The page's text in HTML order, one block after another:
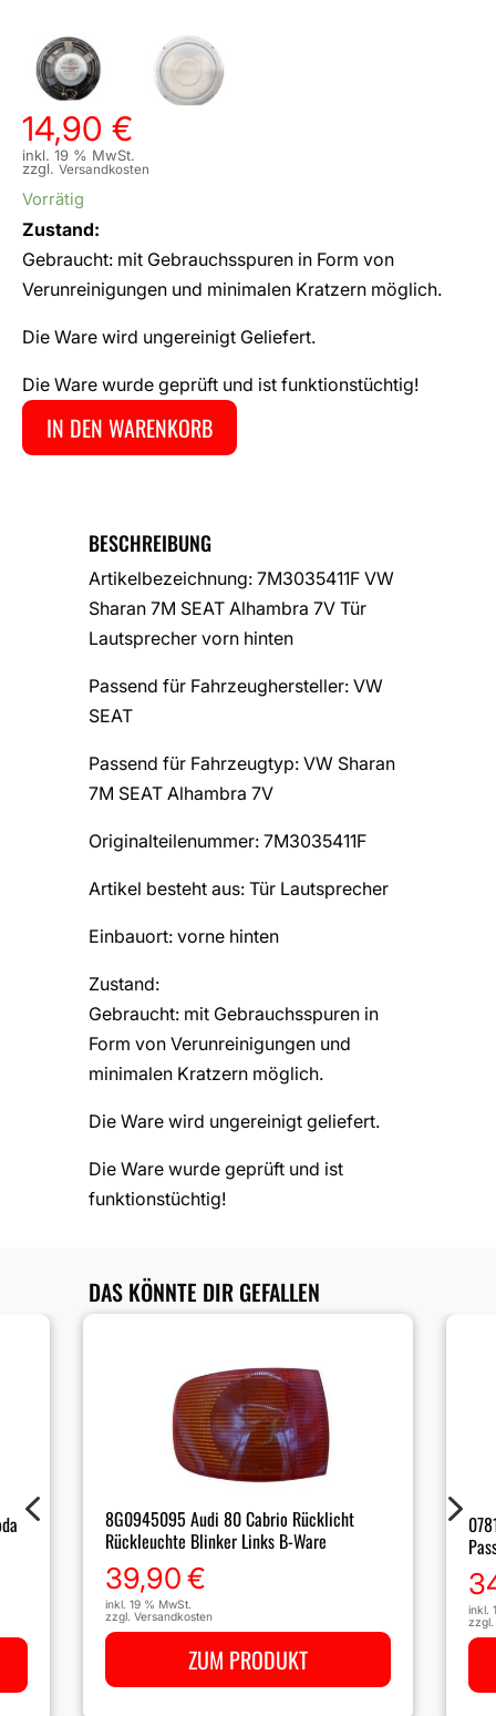
14,90 €
inkl. 19 % MwSt.
zzgl. Versandkosten
Vorrätig
Zustand:
Gebraucht: mit Gebrauchsspuren in Form von
Verunreinigungen und minimalen Kratzern möglich.
Die Ware wird ungereinigt Geliefert.
Die Ware wurde geprüft und ist funktionstüchtig!
IN DEN WARENKORB
BESCHREIBUNG
Artikelbezeichnung: 7M3035411F VW
Sharan 7M SEAT Alhambra 7V Tür
Lautsprecher vorn hinten
Passend für Fahrzeughersteller: VW
SEAT
Passend für Fahrzeugtyp: VW Sharan
7M SEAT Alhambra 7V
Originalteilenummer: 7M3035411F
Artikel besteht aus: Tür Lautsprecher
Einbauort: vorne hinten
Zustand:
Gebraucht: mit Gebrauchsspuren in
Form von Verunreinigungen und
minimalen Kratzern möglich.
Die Ware wird ungereinigt geliefert.
Die Ware wurde geprüft und ist
funktionstüchtig!
DAS KÖNNTE DIR GEFALLEN
8G0945095 Audi 80 Cabrio Rücklicht
Rückleuchte Blinker Links B-Ware
39,90€
inkl. 19 % MwSt.
zzgl. Versandkosten
ZUM PRODUKT
inkl.
zzgl.
4 5